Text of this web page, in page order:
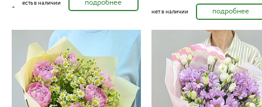
есть в наличии подробнее
нет в наличии подробнее